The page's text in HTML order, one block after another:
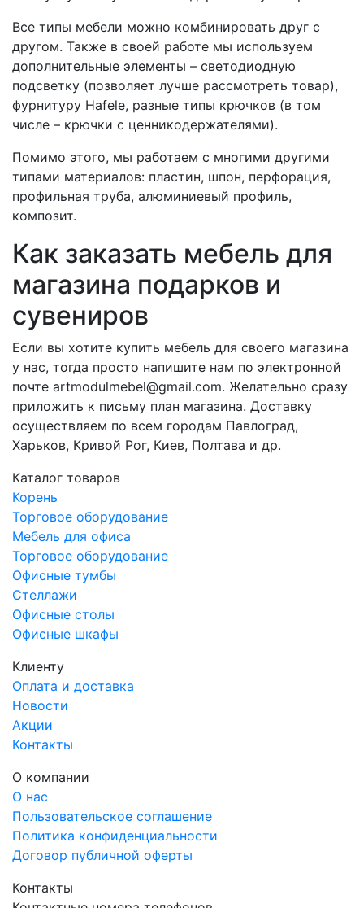
Все типы мебели можно комбинировать друг с
другом. Также в своей работе мы используем
дополнительные элементы – светодиодную
подсветку (позволяет лучше рассмотреть товар),
фурнитуру Hafele, разные типы крючков (в том
числе – крючки с ценникодержателями).
Помимо этого, мы работаем с многими другими
типами материалов: пластин, шпон, перфорация,
профильная труба, алюминиевый профиль,
композит.
Как заказать мебель для
магазина подарков и
сувениров
Если вы хотите купить мебель для своего магазина
у нас, тогда просто напишите нам по электронной
почте artmodulmebel@gmail.com. Желательно сразу
приложить к письму план магазина. Доставку
осуществляем по всем городам Павлоград,
Харьков, Кривой Рог, Киев, Полтава и др.
Каталог товаров
Корень
Торговое оборудование
Мебель для офиса
Торговое оборудование
Офисные тумбы
Стеллажи
Офисные столы
Офисные шкафы
Клиенту
Оплата и доставка
Новости
Акции
Контакты
О компании
О нас
Пользовательское соглашение
Политика конфиденциальности
Договор публичной оферты
Контакты